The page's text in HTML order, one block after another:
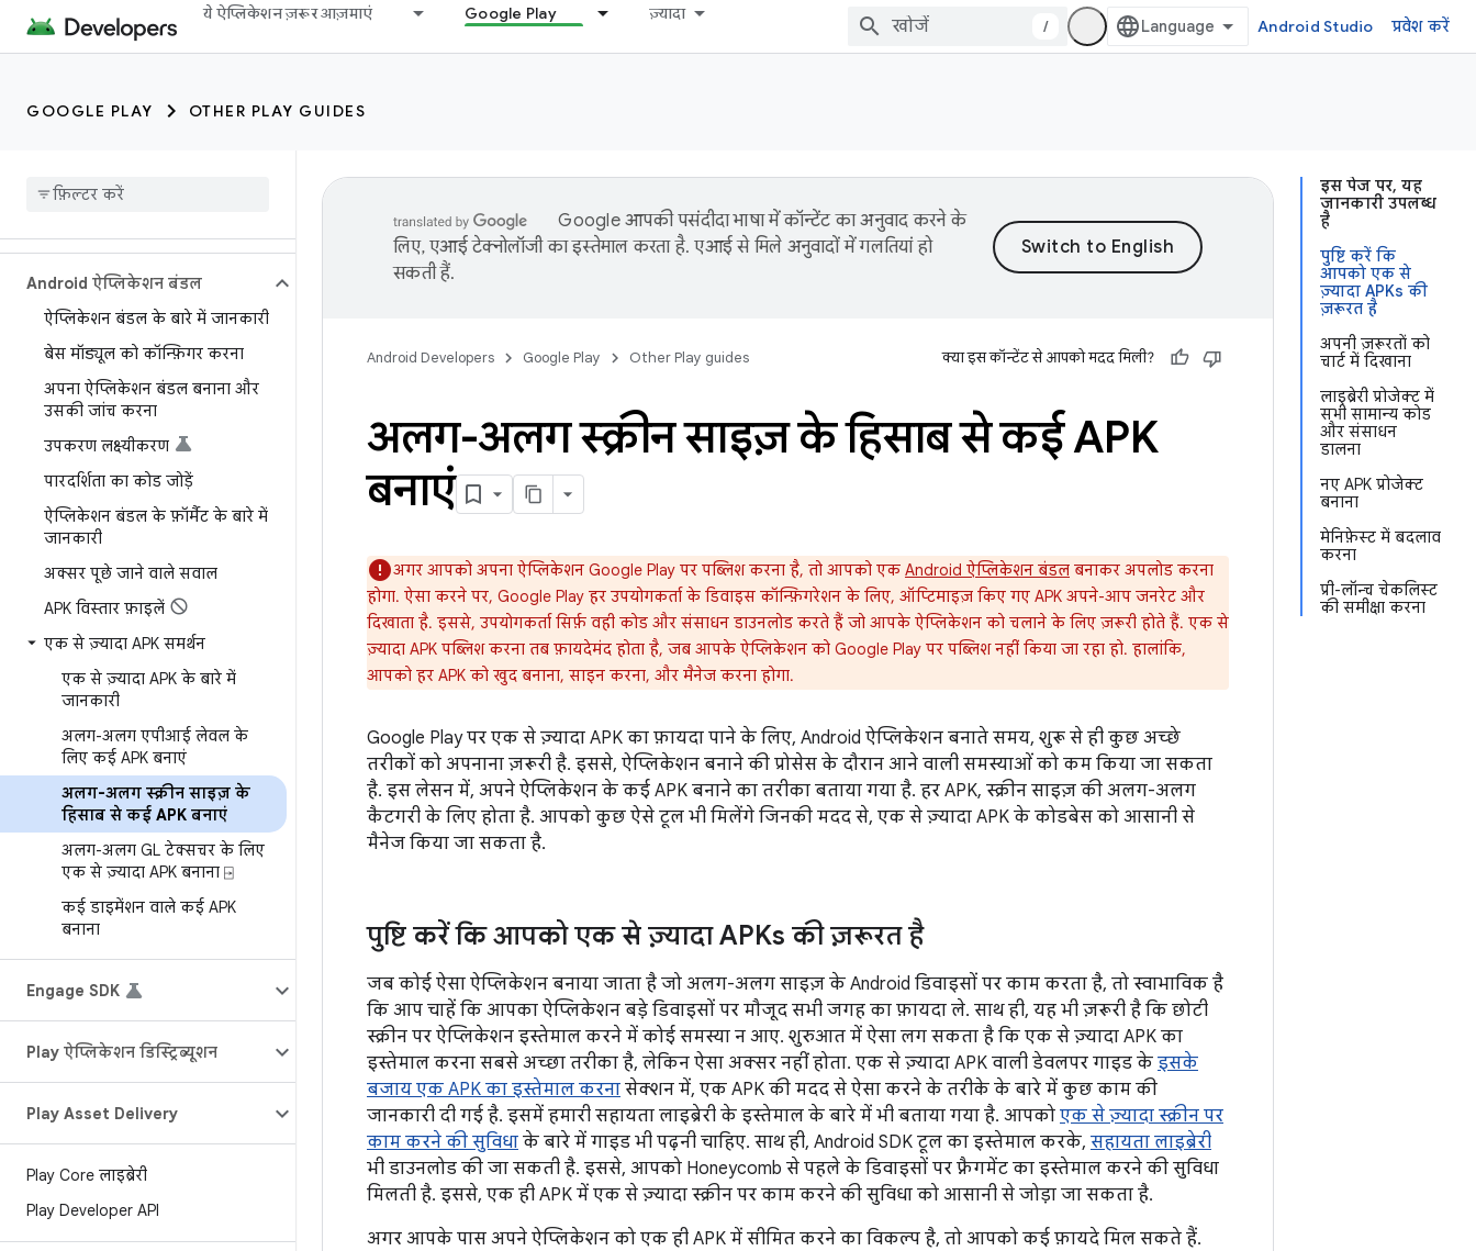
ये ऐप्लिकेशन ज़रूर आज़माएं Google Play ज़्यादा
/ Android Studio प्रवेश करें
GOOGLE PLAY OTHER PLAY GUIDES
Android ऐप्लिकेशन बंडल
ऐप्लिकेशन बंडल के बारे में जानकारी
बेस मॉड्यूल को कॉन्फ़िगर करना
अपना ऐप्लिकेशन बंडल बनाना और
उसकी जांच करना
उपकरण लक्ष्‍यीकरण
पारदर्शिता का कोड जोड़ें
ऐप्लिकेशन बंडल के फ़ॉर्मैट के बारे में
जानकारी
अक्सर पूछे जाने वाले सवाल
APK विस्‍तार फ़ाइलें
एक से ज़्यादा APK समर्थन
एक से ज़्यादा APK के बारे में
जानकारी
अलग-अलग एपीआई लेवल के
लिए कई APK बनाएं
अलग-अलग स्क्रीन साइज़ के
हिसाब से कई APK बनाएं
अलग-अलग GL टेक्सचर के लिए
एक से ज़्यादा APK बनाना ⍈
कई डाइमेंशन वाले कई APK
बनाना
Engage SDK
Play ऐप्लिकेशन डिस्ट्रिब्यूशन
Play Asset Delivery
Play Core लाइब्रेरी
Play Developer API
इस पेज पर, यह
जानकारी उपलब्ध
है
पुष्टि करें कि
आपको एक से
ज़्यादा APKs की
ज़रूरत है
अपनी ज़रूरतों को
चार्ट में दिखाना
लाइब्रेरी प्रोजेक्ट में
सभी सामान्य कोड
और संसाधन
डालना
नए APK प्रोजेक्ट
बनाना
मेनिफ़ेस्ट में बदलाव
करना
प्री-लॉन्च चेकलिस्ट
की समीक्षा करना
Google आपकी पसंदीदा भाषा में कॉन्टेंट का अनुवाद करने के
लिए, एआई टेक्नोलॉजी का इस्तेमाल करता है. एआई से मिले अनुवादों में गलतियां हो
सकती हैं.
Android Developers Google Play Other Play guides क्या इस कॉन्टेंट से आपको मदद मिली?
अलग-अलग स्क्रीन साइज़ के हिसाब से कई APK
बनाएं
अगर आपको अपना ऐप्लिकेशन Google Play पर पब्लिश करना है, तो आपको एक Android ऐप्लिकेशन बंडल बनाकर अपलोड करना
होगा. ऐसा करने पर, Google Play हर उपयोगकर्ता के डिवाइस कॉन्फ़िगरेशन के लिए, ऑप्टिमाइज़ किए गए APK अपने-आप जनरेट और
दिखाता है. इससे, उपयोगकर्ता सिर्फ़ वही कोड और संसाधन डाउनलोड करते हैं जो आपके ऐप्लिकेशन को चलाने के लिए ज़रूरी होते हैं. एक से
ज़्यादा APK पब्लिश करना तब फ़ायदेमंद होता है, जब आपके ऐप्लिकेशन को Google Play पर पब्लिश नहीं किया जा रहा हो. हालांकि,
आपको हर APK को खुद बनाना, साइन करना, और मैनेज करना होगा.
Google Play पर एक से ज़्यादा APK का फ़ायदा पाने के लिए, Android ऐप्लिकेशन बनाते समय, शुरू से ही कुछ अच्छे
तरीकों को अपनाना ज़रूरी है. इससे, ऐप्लिकेशन बनाने की प्रोसेस के दौरान आने वाली समस्याओं को कम किया जा सकता
है. इस लेसन में, अपने ऐप्लिकेशन के कई APK बनाने का तरीका बताया गया है. हर APK, स्क्रीन साइज़ की अलग-अलग
कैटगरी के लिए होता है. आपको कुछ ऐसे टूल भी मिलेंगे जिनकी मदद से, एक से ज़्यादा APK के कोडबेस को आसानी से
मैनेज किया जा सकता है.
पुष्टि करें कि आपको एक से ज़्यादा APKs की ज़रूरत है
जब कोई ऐसा ऐप्लिकेशन बनाया जाता है जो अलग-अलग साइज़ के Android डिवाइसों पर काम करता है, तो स्वाभाविक है
कि आप चाहें कि आपका ऐप्लिकेशन बड़े डिवाइसों पर मौजूद सभी जगह का फ़ायदा ले. साथ ही, यह भी ज़रूरी है कि छोटी
स्क्रीन पर ऐप्लिकेशन इस्तेमाल करने में कोई समस्या न आए. शुरुआत में ऐसा लग सकता है कि एक से ज़्यादा APK का
इस्तेमाल करना सबसे अच्छा तरीका है, लेकिन ऐसा अक्सर नहीं होता. एक से ज़्यादा APK वाली डेवलपर गाइड के इसके
बजाय एक APK का इस्तेमाल करना सेक्शन में, एक APK की मदद से ऐसा करने के तरीके के बारे में कुछ काम की
जानकारी दी गई है. इसमें हमारी सहायता लाइब्रेरी के इस्तेमाल के बारे में भी बताया गया है. आपको एक से ज़्यादा स्क्रीन पर
काम करने की सुविधा के बारे में गाइड भी पढ़नी चाहिए. साथ ही, Android SDK टूल का इस्तेमाल करके, सहायता लाइब्रेरी
भी डाउनलोड की जा सकती है. इससे, आपको Honeycomb से पहले के डिवाइसों पर फ़्रैगमेंट का इस्तेमाल करने की सुविधा
मिलती है. इससे, एक ही APK में एक से ज़्यादा स्क्रीन पर काम करने की सुविधा को आसानी से जोड़ा जा सकता है.
अगर आपके पास अपने ऐप्लिकेशन को एक ही APK में सीमित करने का विकल्प है, तो आपको कई फ़ायदे मिल सकते हैं.